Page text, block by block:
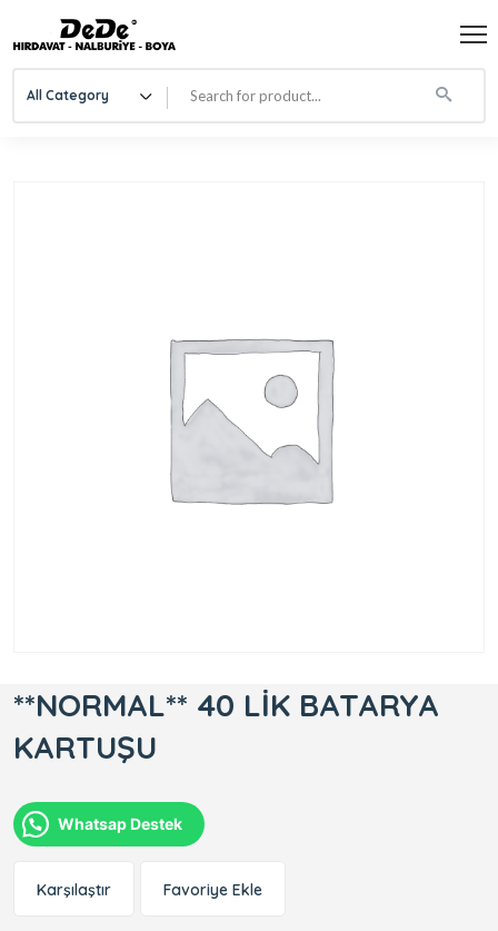
All Category
**NORMAL** 40 LİK BATARYA
KARTUŞU
Whatsap Destek
Karşılaştır Favoriye Ekle